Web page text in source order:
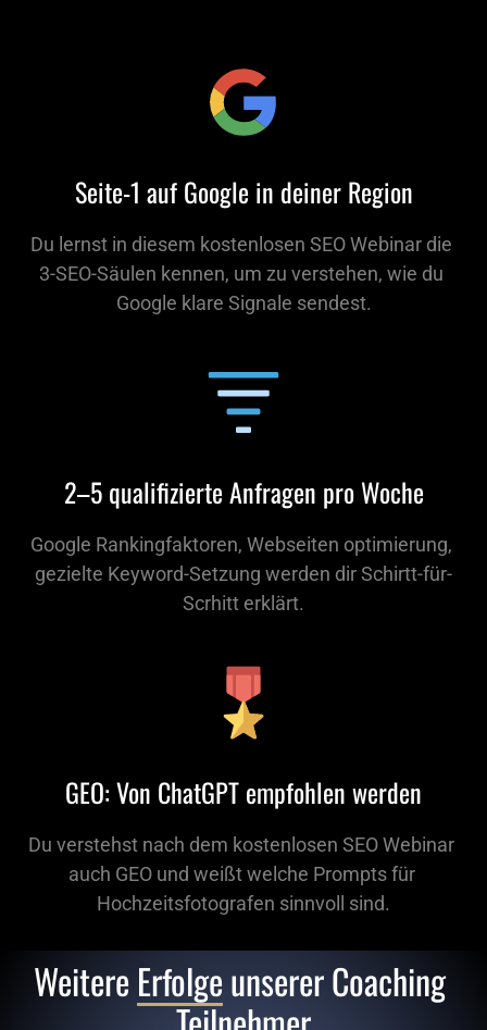
Seite-1 auf Google in deiner Region
Du lernst in diesem kostenlosen SEO Webinar die
3-SEO-Säulen kennen, um zu verstehen, wie du
Google klare Signale sendest.
2–5 qualifizierte Anfragen pro Woche
Google Rankingfaktoren, Webseiten optimierung,
gezielte Keyword-Setzung werden dir Schirtt-für-
Scrhitt erklärt.
GEO: Von ChatGPT empfohlen werden
Du verstehst nach dem kostenlosen SEO Webinar
auch GEO und weißt welche Prompts für
Hochzeitsfotografen sinnvoll sind.
Weitere Erfolge unserer Coaching